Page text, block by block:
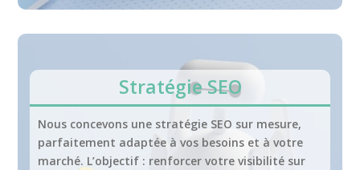
Stratégie SEO
Nous concevons une stratégie SEO sur mesure,
parfaitement adaptée à vos besoins et à votre
marché. L’objectif : renforcer votre visibilité sur